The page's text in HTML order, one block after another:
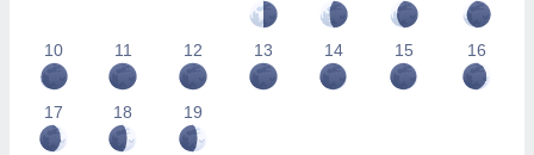
10 11 12 13 14 15 16
17 18 19